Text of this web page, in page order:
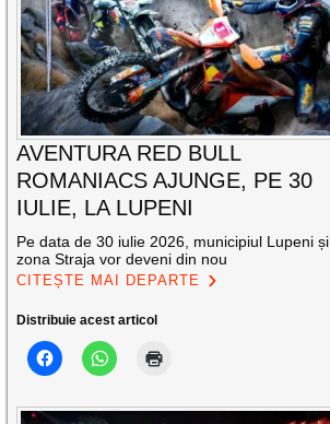
AVENTURA RED BULL
ROMANIACS AJUNGE, PE 30
IULIE, LA LUPENI
Pe data de 30 iulie 2026, municipiul Lupeni și
zona Straja vor deveni din nou
CITEȘTE MAI DEPARTE
Distribuie acest articol